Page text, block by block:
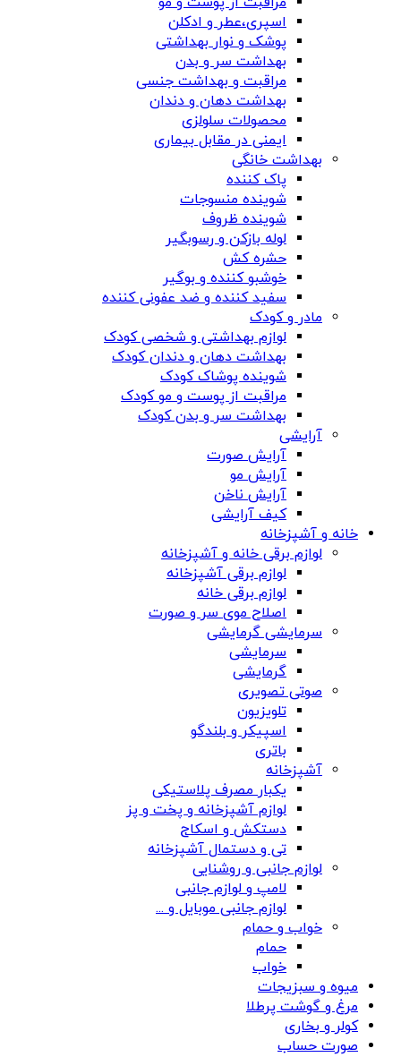
اسپری،عطر و ادکلن
پوشک و نوار بهداشتی
بهداشت سر و بدن
مراقبت و بهداشت جنسی
بهداشت دهان و دندان
محصولات سلولزی
ایمنی در مقابل بیماری
بهداشت خانگی
پاک کننده
شوینده منسوجات
شوینده ظروف
لوله بازکن و رسوبگیر
حشره کش
خوشبو کننده و بوگیر
سفید کننده و ضد عفونی کننده
مادر و کودک
لوازم بهداشتی و شخصی کودک
بهداشت دهان و دندان کودک
شوینده پوشاک کودک
مراقبت از پوست و مو کودک
بهداشت سر و بدن کودک
آرایشی
آرایش صورت
آرایش مو
آرایش ناخن
کیف آرایشی
خانه و آشپزخانه
لوازم برقی خانه و آشپزخانه
لوازم برقی آشپزخانه
لوازم برقی خانه
اصلاح موی سر و صورت
سرمایشی گرمایشی
سرمایشی
گرمایشی
صوتی تصویری
تلویزیون
اسپیکر و بلندگو
باتری
آشپزخانه
یکبار مصرف پلاستیکی
لوازم آشپزخانه و پخت و پز
دستکش و اسکاج
تی و دستمال آشپزخانه
لوازم جانبی و روشنایی
لامپ و لوازم جانبی
لوازم جانبی موبایل و ...
خواب و حمام
حمام
خواب
میوه و سبزیجات
مرغ و گوشت پرطلا
کولر و بخاری
صورت حساب